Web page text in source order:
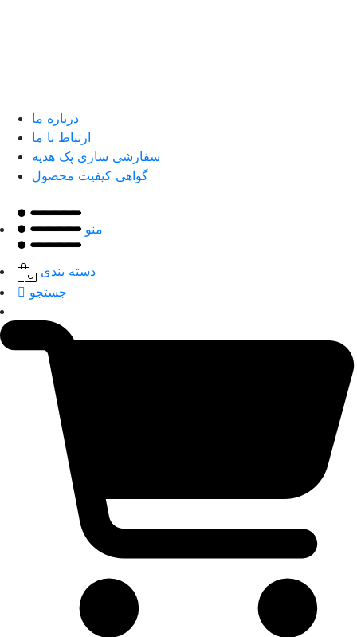
درباره ما
ارتباط با ما
سفارشی سازی پک هدیه
گواهی کیفیت محصول
منو
دسته بندی
جستجو